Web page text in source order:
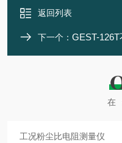
返回列表
下一个： GEST-